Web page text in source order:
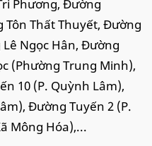
Phương, Đường
Thất Thuyết, Đường
Ngọc Hân, Đường
(Phường Trung Minh),
10 (P. Quỳnh Lâm),
Đường Tuyến 2 (P.
Mông Hóa),...